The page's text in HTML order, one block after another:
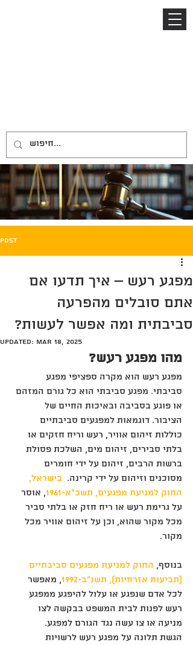
משרד עורכי דין
Post
מפגע רעש – איך תדעו אם
אתם סובלים מהפרעה
סביבתית ומה אפשר לעשות?
Updated: Mar 18, 2025
מהו מפגע רעש?
מפגע רעש הוא מקרה ספציפי מפגע
סביבתי. מפגע סביבתי הוא כל גורם המזהם
או פוגע בסביבה ובאיכות החיים של
הציבור. דוגמאות למפגעים סביבתיים
כוללות זיהום אוויר, רעש וריח חזקים או
בלתי סבירים, זיהום מים, השלכת פסולת
ברשות הרבים, זיהום על ידי חומרים
מסוכנים וזיהום על ידי קרינה. בישראל,
החוק למניעת מפגעים, תשכ"א-1961
, אוסר
על גרימת רעש או ריח חזק או בלתי סביר
מכל מקור שהוא, וכן על זיהום אוויר מכל
מקור.
בנוסף, החוק למניעת מפגעים סביבתיים
(תביעות אזרחיות), תשנ"ב-1992
, מאפשר
לכל אדם שנפגע או עלול להיפגע ממפגע
רעש לפנות לבית המשפט בבקשה לצו
מניעה או צו עשה נגד הגורם למפגע.
הגשת תלונה על מפגע רעש לרשויות